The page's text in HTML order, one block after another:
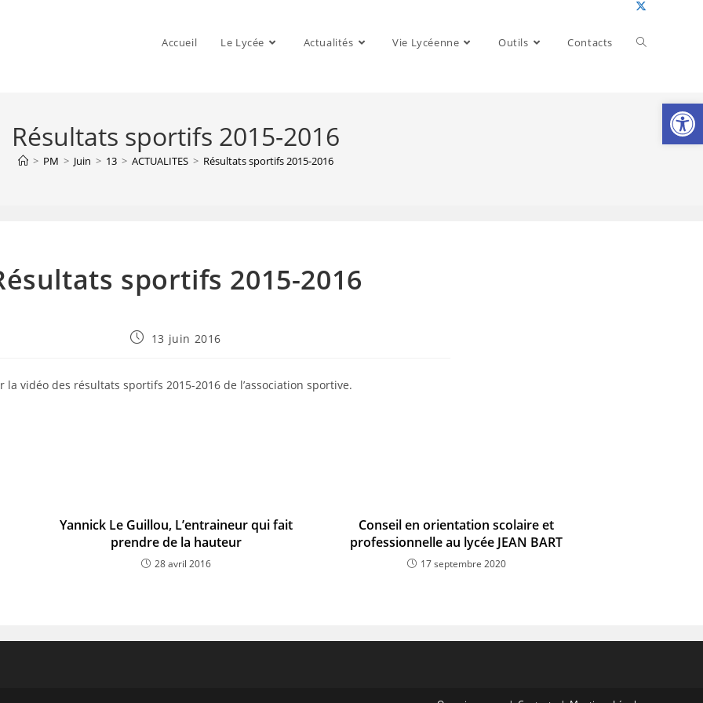
Accueil Le Lycée Actualités Vie Lycéenne Outils Contacts Toggle
website
Résultats sportifs 2015-2016
> PM > Juin > 13 > ACTUALITES > Résultats sportifs 2015-2016
sportifs 2015-2016
Publication
13 juin 2016
la vidéo des résultats sportifs 2015-2016 de l’association sportive.
Yannick Le Guillou, L’entraineur qui fait
prendre de la hauteur
28 avril 2016
Conseil en orientation scolaire et
professionnelle au lycée JEAN BART
17 septembre 2020